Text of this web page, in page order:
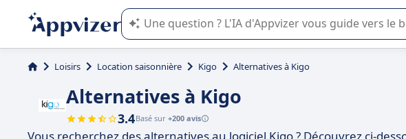
L'IA de Appvizer vous guide dans l'utilisation ou la
Loisirs Location saisonnière Kigo Alternatives à Kigo
Alternatives à Kigo
3.4Basé sur +200 avis